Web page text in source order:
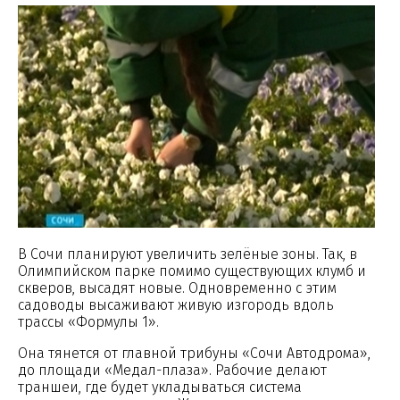
В Сочи планируют увеличить зелёные зоны. Так, в
Олимпийском парке помимо существующих клумб и
скверов, высадят новые. Одновременно с этим
садоводы высаживают живую изгородь вдоль
трассы «Формулы 1».
Она тянется от главной трибуны «Сочи Автодрома»,
до площади «Медал-плаза». Рабочие делают
траншеи, где будет укладываться система